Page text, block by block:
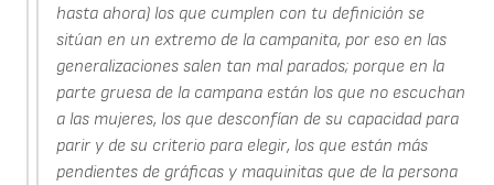
hasta ahora) los que cumplen con tu definición se
sitúan en un extremo de la campanita, por eso en las
generalizaciones salen tan mal parados; porque en la
parte gruesa de la campana están los que no escuchan
a las mujeres, los que desconfían de su capacidad para
parir y de su criterio para elegir, los que están más
pendientes de gráficas y maquinitas que de la persona